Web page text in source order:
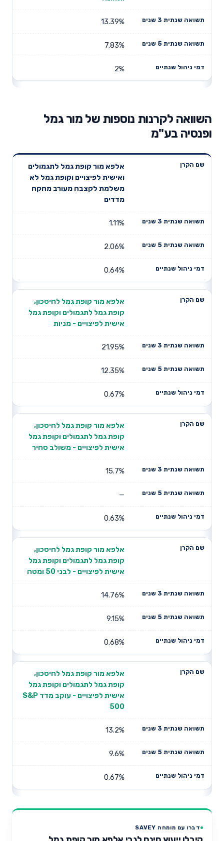
13.39%
7.83%
2%
השוואה לקרנות נוספות של מור גמל
ופנסיה בע"מ
שנתית 3
תשואה
שנתית 5
שנים
דמי ניהול
שנתיים
אלפא מור קופת גמל לתגמולים
ואישית לפיצויים וקופת גמל לא
משלמת לקצבה מעורב מחקה
מדדים
1.11%
2.06%
0.64%
אלפא מור קופת גמל לחיסכון,
קופת גמל לתגמולים וקופת גמל
אישית לפיצויים - מניות
21.95%
12.35%
0.67%
אלפא מור קופת גמל לחיסכון,
קופת גמל לתגמולים וקופת גמל
אישית לפיצויים - משולב סחיר
15.7%
—
0.63%
אלפא מור קופת גמל לחיסכון,
קופת גמל לתגמולים וקופת גמל
אישית לפיצויים - לבני 50 ומטה
14.76%
9.15%
0.68%
אלפא מור קופת גמל לחיסכון,
קופת גמל לתגמולים וקופת גמל
אישית לפיצויים - עוקב מדד S&P
500
13.2%
9.6%
0.67%
דברו עם מומחה SAVEY